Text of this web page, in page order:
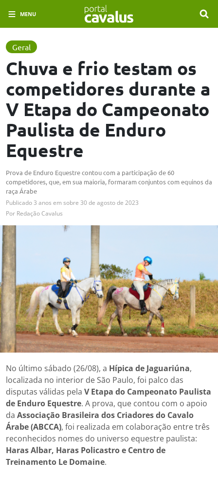
MENU
Geral
Chuva e frio testam os
competidores durante a
V Etapa do Campeonato
Paulista de Enduro
Equestre
Prova de Enduro Equestre contou com a participação de 60
competidores, que, em sua maioria, formaram conjuntos com equinos da
raça Árabe
Publicado3 anos em sobre 30 de agosto de 2023
Por Redação Cavalus
No último sábado (26/08), a Hípica de Jaguariúna,
localizada no interior de São Paulo, foi palco das
disputas válidas pela V Etapa do Campeonato Paulista
de Enduro Equestre. A prova, que contou com o apoio
da Associação Brasileira dos Criadores do Cavalo
Árabe (ABCCA), foi realizada em colaboração entre três
reconhecidos nomes do universo equestre paulista:
Haras Albar, Haras Policastro e Centro de
Treinamento Le Domaine.